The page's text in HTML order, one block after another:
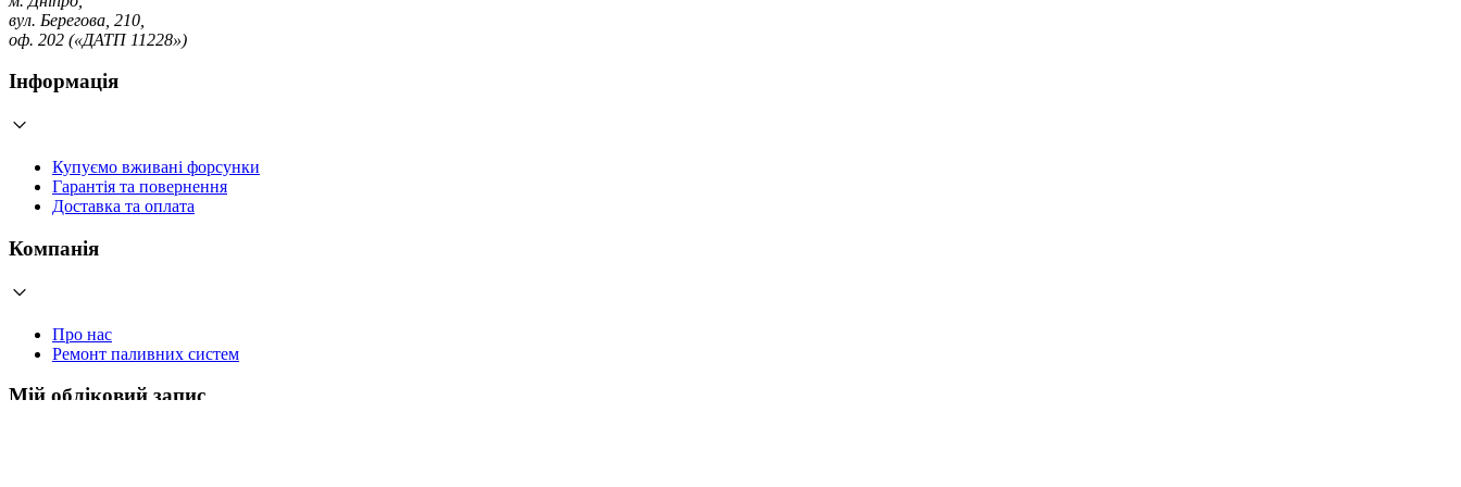
вул. Берегова, 210,
оф. 202 («ДАТП 11228»)
Інформація
Купуємо вживані форсунки
Гарантія та повернення
Доставка та оплата
Компанія
Про нас
Ремонт паливних систем
Мій обліковий запис